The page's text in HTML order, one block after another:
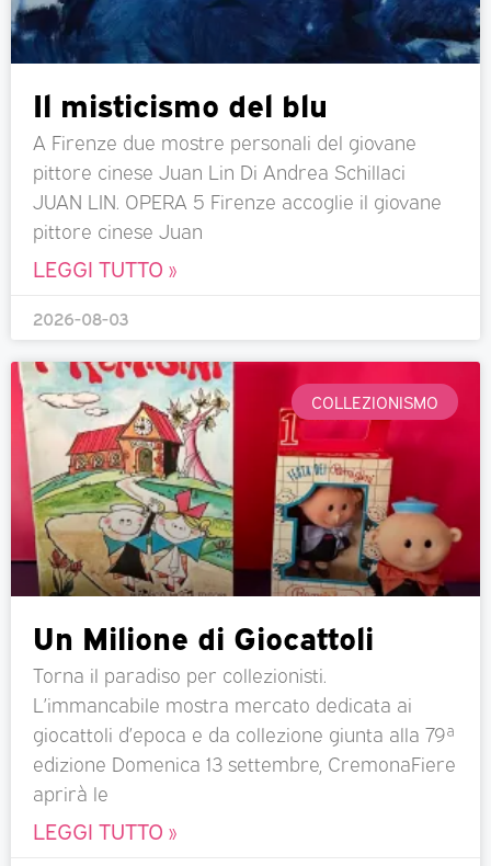
Il misticismo del blu
A Firenze due mostre personali del giovane
pittore cinese Juan Lin Di Andrea Schillaci
JUAN LIN. OPERA 5 Firenze accoglie il giovane
pittore cinese Juan
LEGGI TUTTO »
2026-08-03
COLLEZIONISMO
Un Milione di Giocattoli
Torna il paradiso per collezionisti.
L’immancabile mostra mercato dedicata ai
giocattoli d’epoca e da collezione giunta alla 79ª
edizione Domenica 13 settembre, CremonaFiere
aprirà le
LEGGI TUTTO »